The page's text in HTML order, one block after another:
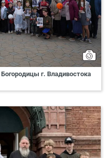
г. Владивостока